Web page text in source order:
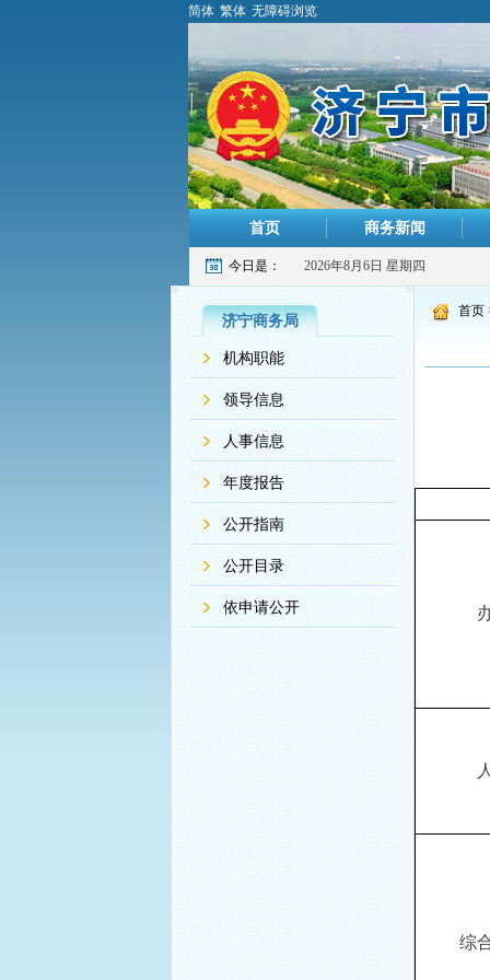
简体 繁体 无障碍浏览
首页 商务新闻
今日是： 2026年8月6日 星期四
济宁商务局
机构职能
领导信息
人事信息
年度报告
公开指南
公开目录
依申请公开
首页
综